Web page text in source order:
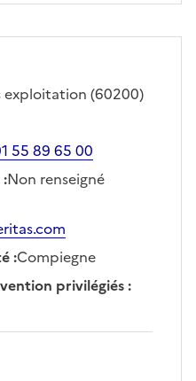
exploitation (60200)
55 89 65 00
:Non renseigné
:Compiegne
privilégiés: